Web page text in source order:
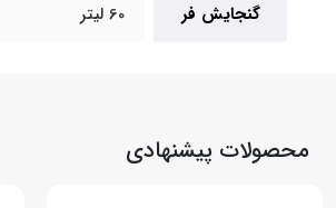
گنجایش فر 60 لیتر
محصولات پیشنهادی